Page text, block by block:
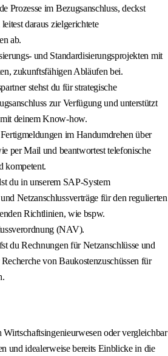
Prozesse im Bezugsanschluss, deckst
daraus zielgerichtete
ab.
und Standardisierungsprojekten mit
zukunftsfähigen Abläufen bei.
stehst du für strategische
zur Verfügung und unterstützt
deinem Know-how.
im Handumdrehen über
per Mail und beantwortest telefonische
kompetent.
du in unserem SAP-System
Netzanschlussverträge für den regulierten
Richtlinien, wie bspw.
(NAV).
du Rechnungen für Netzanschlüsse und
von Baukostenzuschüssen für
oder vergleichbar
und idealerweise bereits Einblicke in die